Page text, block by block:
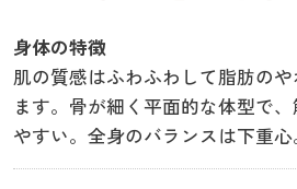
身体の特徴
肌の質感はふわふわして脂肪の
ます。骨が細く平面的な体型で
やすい。全身のバランスは下重心